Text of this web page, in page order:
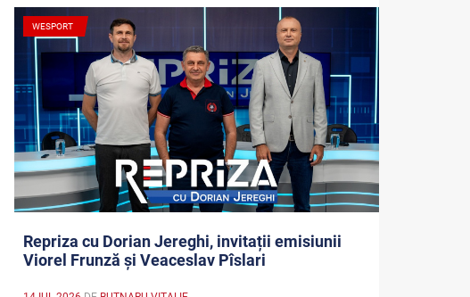
WESPORT
Repriza cu Dorian Jereghi, invitații emisiunii
Viorel Frunză și Veaceslav Pîslari